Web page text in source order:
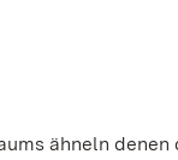
ähneln